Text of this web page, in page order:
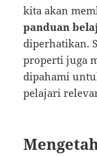
kita akan
panduan
diperhatikan.
properti juga
dipahami
pelajari